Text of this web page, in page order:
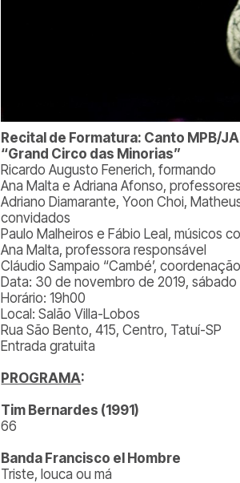
Recital de Formatura: Canto MPB/
“Grand Circo das Minorias”
Ricardo Augusto Fenerich, formando
Ana Malta e Adriana Afonso,
Adriano Diamarante, Yoon Choi,
convidados
Paulo Malheiros e Fábio Leal, músicos
Ana Malta, professora responsável
Cláudio Sampaio “Cambé’, coordenação
Data: 30 de novembro de 2019, sábado
Horário: 19h00
Local: Salão Villa-Lobos
Rua São Bento, 415, Centro, Tatuí-SP
Entrada gratuita
PROGRAMA:
Tim Bernardes (1991)
66
Banda Francisco el Hombre
Triste, louca ou má